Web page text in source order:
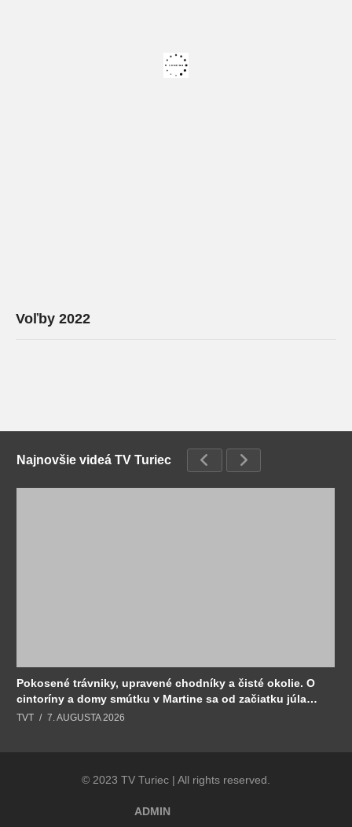
Voľby 2022
Najnovšie videá TV Turiec
Pokosené trávniky, upravené chodníky a čisté okolie. O
cintoríny a domy smútku v Martine sa od začiatku júla
stará Sociálny podnik.
TVT 7. AUGUSTA 2026
© 2023 TV Turiec | All rights reserved.
ADMIN